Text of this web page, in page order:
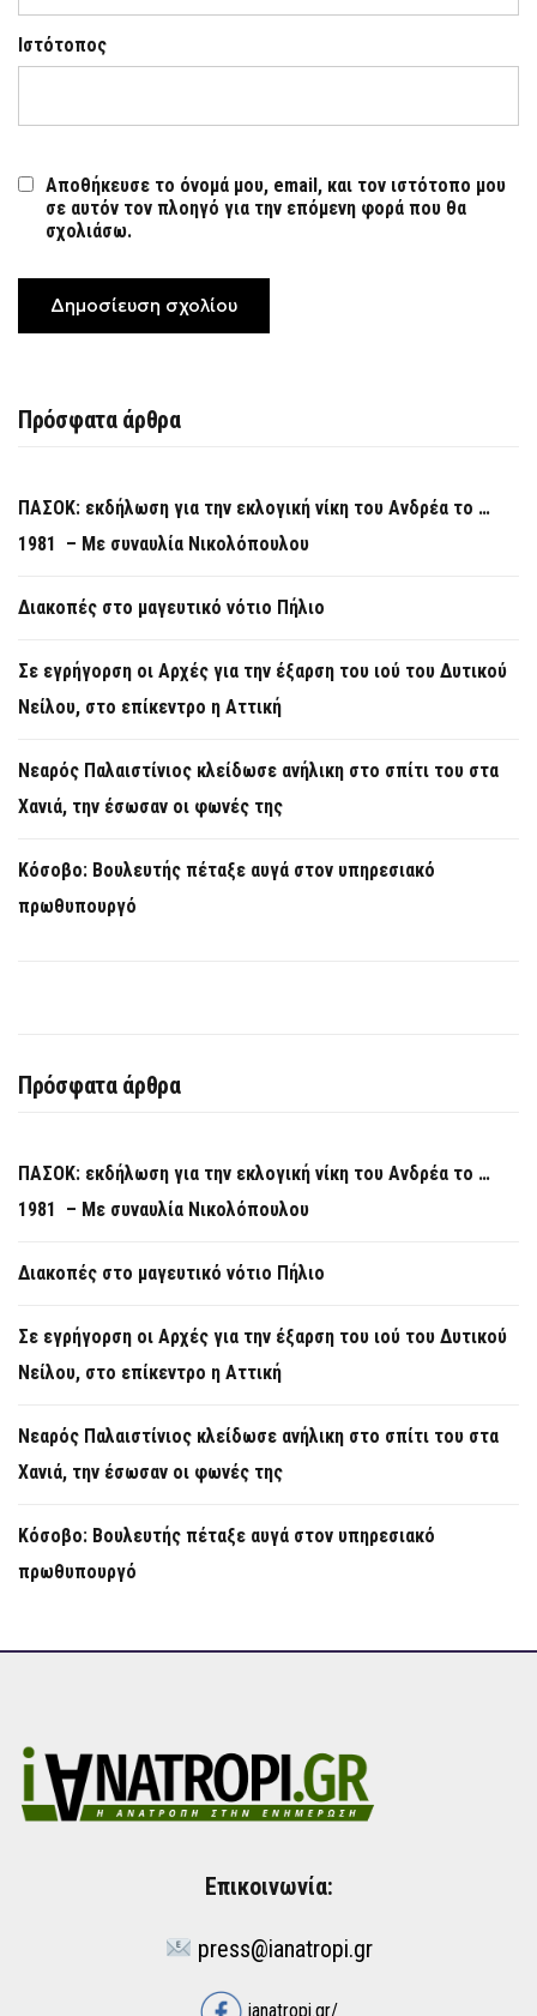
Ιστότοπος
Αποθήκευσε το όνομά μου, email, και τον ιστότοπο μου
σε αυτόν τον πλοηγό για την επόμενη φορά που θα
σχολιάσω.
Πρόσφατα άρθρα
ΠΑΣΟΚ: εκδήλωση για την εκλογική νίκη του Ανδρέα το …
1981 – Με συναυλία Νικολόπουλου
Διακοπές στο μαγευτικό νότιο Πήλιο
Σε εγρήγορση οι Αρχές για την έξαρση του ιού του Δυτικού
Νείλου, στο επίκεντρο η Αττική
Νεαρός Παλαιστίνιος κλείδωσε ανήλικη στο σπίτι του στα
Χανιά, την έσωσαν οι φωνές της
Κόσοβο: Βουλευτής πέταξε αυγά στον υπηρεσιακό
πρωθυπουργό
Πρόσφατα άρθρα
ΠΑΣΟΚ: εκδήλωση για την εκλογική νίκη του Ανδρέα το …
1981 – Με συναυλία Νικολόπουλου
Διακοπές στο μαγευτικό νότιο Πήλιο
Σε εγρήγορση οι Αρχές για την έξαρση του ιού του Δυτικού
Νείλου, στο επίκεντρο η Αττική
Νεαρός Παλαιστίνιος κλείδωσε ανήλικη στο σπίτι του στα
Χανιά, την έσωσαν οι φωνές της
Κόσοβο: Βουλευτής πέταξε αυγά στον υπηρεσιακό
πρωθυπουργό
Επικοινωνία:
press@ianatropi.gr
ianatropi.gr/